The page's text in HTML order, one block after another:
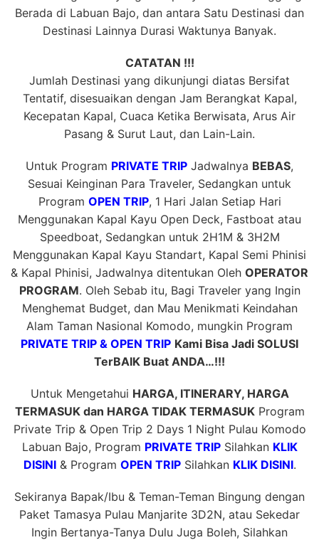
Berada di Labuan Bajo, dan antara Satu Destinasi dan
Destinasi Lainnya Durasi Waktunya Banyak.
CATATAN !!!
Jumlah Destinasi yang dikunjungi diatas Bersifat
Tentatif, disesuaikan dengan Jam Berangkat Kapal,
Kecepatan Kapal, Cuaca Ketika Berwisata, Arus Air
Pasang & Surut Laut, dan Lain-Lain.
Untuk Program PRIVATE TRIP Jadwalnya BEBAS,
Sesuai Keinginan Para Traveler, Sedangkan untuk
Program OPEN TRIP, 1 Hari Jalan Setiap Hari
Menggunakan Kapal Kayu Open Deck, Fastboat atau
Speedboat, Sedangkan untuk 2H1M & 3H2M
Menggunakan Kapal Kayu Standart, Kapal Semi Phinisi
& Kapal Phinisi, Jadwalnya ditentukan Oleh OPERATOR
PROGRAM. Oleh Sebab itu, Bagi Traveler yang Ingin
Menghemat Budget, dan Mau Menikmati Keindahan
Alam Taman Nasional Komodo, mungkin Program
PRIVATE TRIP & OPEN TRIP Kami Bisa Jadi SOLUSI
TerBAIK Buat ANDA…!!!
Untuk Mengetahui HARGA, ITINERARY, HARGA
TERMASUK dan HARGA TIDAK TERMASUKProgram
Private Trip & Open Trip 2 Days 1 Night Pulau Komodo
Labuan Bajo, Program PRIVATE TRIPSilahkan KLIK
DISINI& Program OPEN TRIPSilahkan KLIK DISINI.
Sekiranya Bapak/Ibu & Teman-Teman Bingung dengan
Paket Tamasya Pulau Manjarite 3D2N, atau Sekedar
Ingin Bertanya-Tanya Dulu Juga Boleh, Silahkan